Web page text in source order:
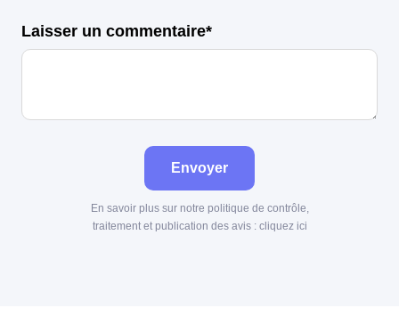
Laisser un commentaire*
Envoyer
En savoir plus sur notre politique de contrôle,
traitement et publication des avis : cliquez ici